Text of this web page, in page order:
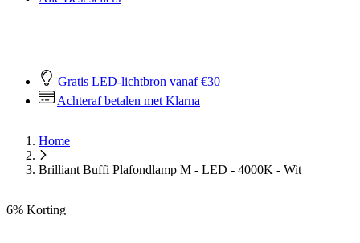
Gratis LED-lichtbron vanaf €30
Achteraf betalen met Klarna
Home
Brilliant Buffi Plafondlamp M - LED - 4000K - Wit
6% Korting